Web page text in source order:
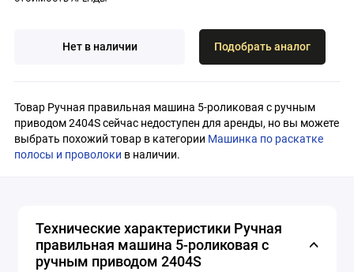
Нет в наличии Подобрать аналог
Товар Ручная правильная машина 5-роликовая с ручным
приводом 2404S сейчас недоступен для аренды, но вы можете
выбрать похожий товар в категории Машинка по раскатке
полосы и проволоки в наличии.
Технические характеристики Ручная
правильная машина 5-роликовая с
ручным приводом 2404S